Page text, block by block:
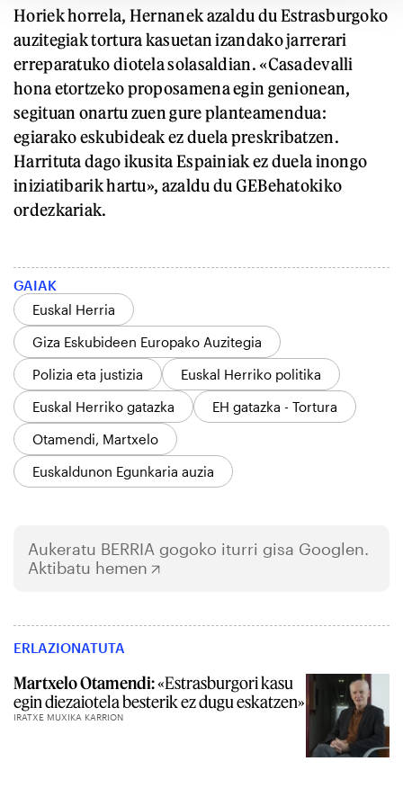
Horiek horrela, Hernanek azaldu du Estrasburgoko
auzitegiak tortura kasuetan izandako jarrerari
erreparatuko diotela solasaldian. «Casadevalli
hona etortzeko proposamena egin genionean,
segituan onartu zuen gure planteamendua:
egiarako eskubideak ez duela preskribatzen.
Harrituta dago ikusita Espainiak ez duela inongo
iniziatibarik hartu», azaldu du GEBehatokiko
ordezkariak.
GAIAK
Euskal Herria
Giza Eskubideen Europako Auzitegia
Polizia eta justizia
Euskal Herriko politika
Euskal Herriko gatazka
EH gatazka - Tortura
Otamendi, Martxelo
Euskaldunon Egunkaria auzia
Aukeratu BERRIA gogoko iturri gisa Googlen.
Aktibatu hemen
ERLAZIONATUTA
Martxelo Otamendi:«Estrasburgori kasu
egin diezaiotela besterik ez dugu eskatzen»
IRATXE MUXIKA KARRION